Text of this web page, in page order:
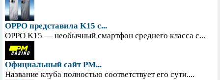
OPPO представила K15 с...
OPPO K15 — необычный смартфон среднего класса с...
Официальный сайт PM...
Название клуба полностью соответствует его сути....